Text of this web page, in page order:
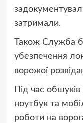
затримали.
Також Служба
убезпечення
ворожої
Під час
ноутбук та
роботи на